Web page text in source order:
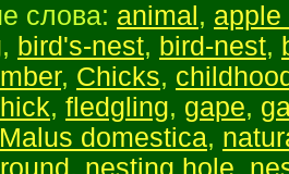
слова: animal , apple
, bird's-nest, bird-nest,
, Chicks,
, fledgling, gape,
Malus domestica,
, nesting hole,